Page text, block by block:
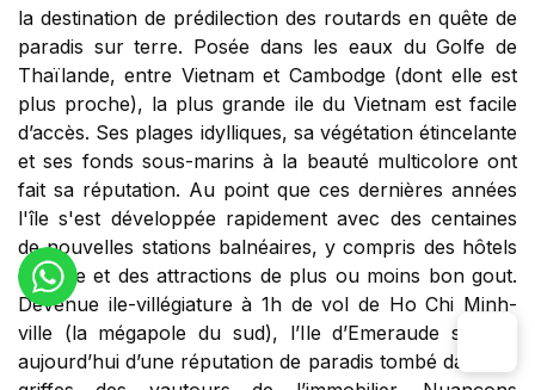
la destination de prédilection des routards en quête de
paradis sur terre. Posée dans les eaux du Golfe de
Thaïlande, entre Vietnam et Cambodge (dont elle est
plus proche), la plus grande ile du Vietnam est facile
d’accès. Ses plages idylliques, sa végétation étincelante
et ses fonds sous-marins à la beauté multicolore ont
fait sa réputation. Au point que ces dernières années
l'île s'est développée rapidement avec des centaines
de nouvelles stations balnéaires, y compris des hôtels
de luxe et des attractions de plus ou moins bon gout.
Devenue ile-villégiature à 1h de vol de Ho Chi Minh-
ville (la mégapole du sud), l’Ile d’Emeraude souffre
aujourd’hui d’une réputation de paradis tombé dans les